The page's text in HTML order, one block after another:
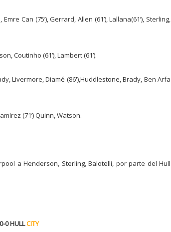
Can (75’), Gerrard, Allen (61’), Lallana(61’), Sterling,
Coutinho (61’), Lambert (61’).
Livermore, Diamé (86'),Huddlestone, Brady, Ben Arfa
(71’) Quinn, Watson.
a Henderson, Sterling, Balotelli, por parte del Hull
0 HULLCITY